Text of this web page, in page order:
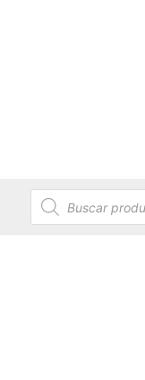
Búsqueda
de
productos